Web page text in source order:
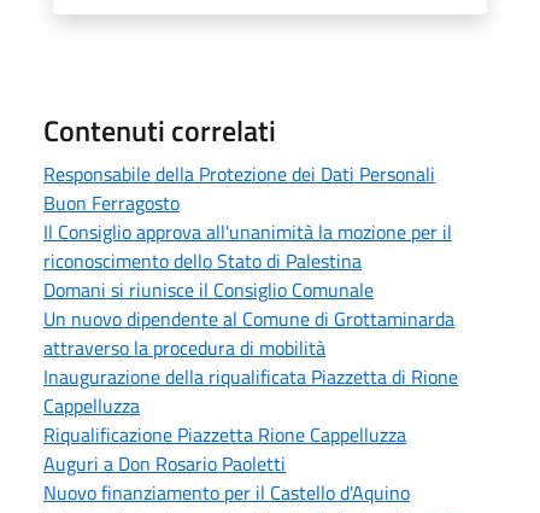
Contenuti correlati
Responsabile della Protezione dei Dati Personali
Buon Ferragosto
Il Consiglio approva all'unanimità la mozione per il
riconoscimento dello Stato di Palestina
Domani si riunisce il Consiglio Comunale
Un nuovo dipendente al Comune di Grottaminarda
attraverso la procedura di mobilità
Inaugurazione della riqualificata Piazzetta di Rione
Cappelluzza
Riqualificazione Piazzetta Rione Cappelluzza
Auguri a Don Rosario Paoletti
Nuovo finanziamento per il Castello d'Aquino